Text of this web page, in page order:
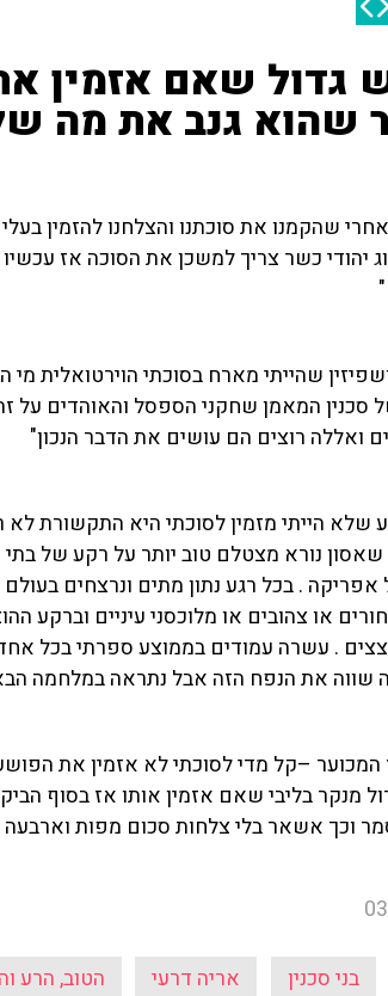
שאם אזמין
שהוא גנב את מה
יהודי כשר צריך למשכן את הסוכה אז
שהייתי מארח בסוכתי הוירטואלית
סכנין המאמן שחקני הספסל והאוהדים על
ואללה רוצים הם עושים את הדבר הנכון"
שלא הייתי מזמין לסוכתי היא התקשורת
שאסון נורא מצטלם טוב יותר על רקע של בתי
. בכל רגע נתון מתים ונרצחים
או צהובים או מלוכסני עיניים וברקע
. עשרה עמודים בממוצע ספרתי בכל
שווה את הנפח הזה אבל נתראה במלחמה
המכוער –קל מדי לסוכתי לא אזמין את
מנקר בליבי שאם אזמין אותו אז בסוף
וכך אשאר בלי צלחות סכום מפות וארבעה
בני סכנין אריה דרעי הטוב, הרע